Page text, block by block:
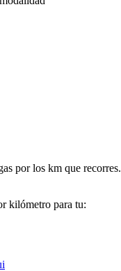
por los km que recorres.
kilómetro para tu: